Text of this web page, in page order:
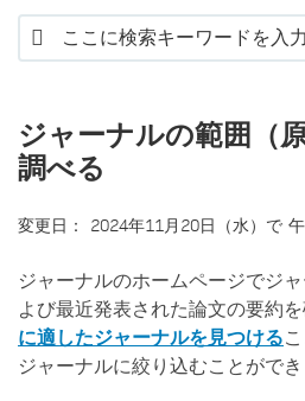
ジャーナルの範囲（
調べる
変更日： 2024年11月20日（水）で
ジャーナルのホームページでジ
よび最近発表された論文の要約を
に適したジャーナルを見つける
ジャーナルに絞り込むことができ